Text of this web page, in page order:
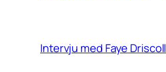
Intervju med Faye Driscoll